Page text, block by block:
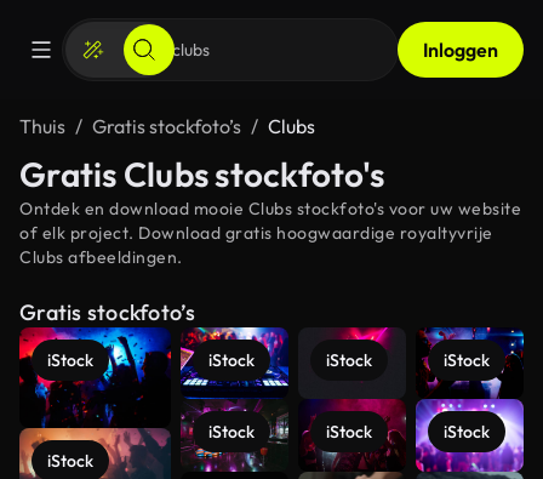
Inloggen
Thuis Gratis stockfoto’s Clubs
Gratis Clubs stockfoto's
Ontdek en download mooie Clubs stockfoto's voor uw website
of elk project. Download gratis hoogwaardige royaltyvrije
Clubs afbeeldingen.
Gratis stockfoto’s
iStock
iStock
iStock
iStock
iStock
iStock
iStock
iStock